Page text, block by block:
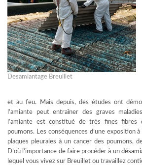
Desamiantage Breuillet
et au feu. Mais depuis, des études ont
l’amiante peut entraîner des graves
l’amiante est constitué de très fines fibres
poumons. Les conséquences d’une exposition
plaques pleurales à un cancer des poumons,
D’où l’importance de faire procéder à un
lequel vous vivez sur Breuillet ou travaillez